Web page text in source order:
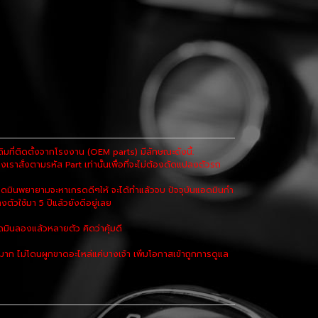
ที่ติดตั้งจากโรงงาน (OEM parts) มีลักษณะดังนี้:
าสั่งตามรหัส Part เท่านั้นเพื่อที่จะไม่ต้องดัดแปลงตัวรถ
พยายามจะหาเกรดดีๆให้ จะได้ทำแล้วจบ ปัจจุบันแอดมินกำ
ตัวใช้มา 5 ปีแล้วยังดีอยู่เลย
มินลองแล้วหลายตัว คิดว่าคุ้มดี
ไม่โดนผูกขาดอะไหล่แค่บางเจ้า เพิ่มโอกาสเข้าถูกการดูแล